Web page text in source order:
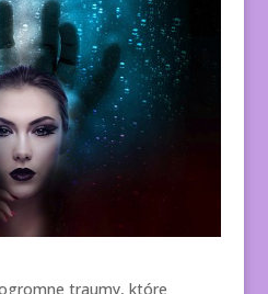
traumy, które